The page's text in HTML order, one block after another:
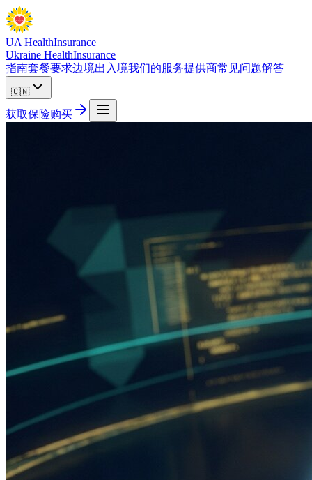
UA HealthInsurance
Ukraine HealthInsurance
指南套餐要求边境出入境我们的服务提供商常见问题解答
🇨🇳
获取保险购买